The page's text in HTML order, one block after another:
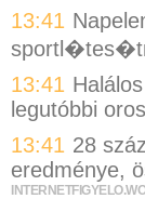
13:41
13:41
legutóbbi
13:41 28
eredménye,